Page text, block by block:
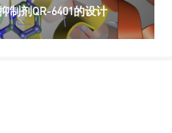
制剂QR-6401的设计